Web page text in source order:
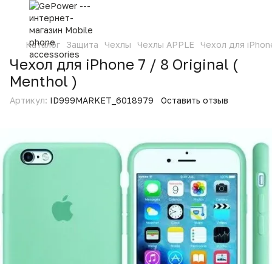
Каталог Защита Чехлы Чехлы APPLE Чехол для
Чехол для iPhone 7 / 8 Original (
Menthol )
Артикул: ID999MARKET_6018979 Оставить отзыв